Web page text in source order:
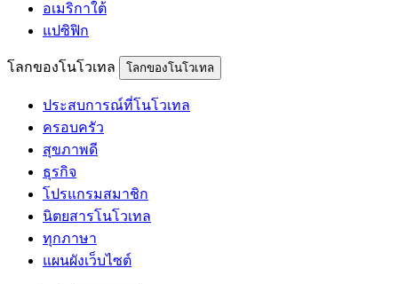
อเมริกาใต้
แปซิฟิก
โลกของโนโวเทล โลกของโนโวเทล
ประสบการณ์ที่โนโวเทล
ครอบครัว
สุขภาพดี
ธุรกิจ
โปรแกรมสมาชิก
นิตยสารโนโวเทล
ทุกภาษา
แผนผังเว็บไซต์